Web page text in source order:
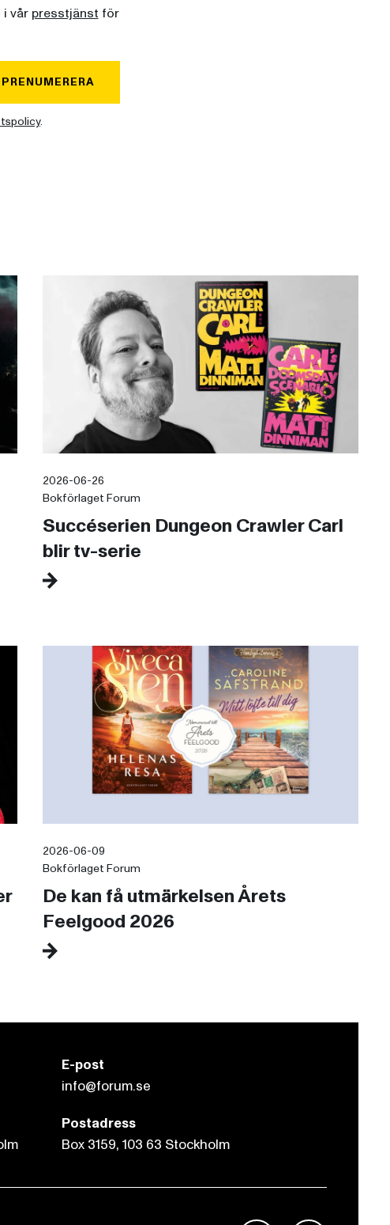
i vår presstjänst för
PRENUMERERA
.
2026-06-26
Bokförlaget Forum
Succéserien Dungeon Crawler Carl
blir tv-serie
2026-06-09
Bokförlaget Forum
De kan få utmärkelsen Årets
Feelgood 2026
E-post
info@forum.se
Postadress
Box 3159, 103 63 Stockholm